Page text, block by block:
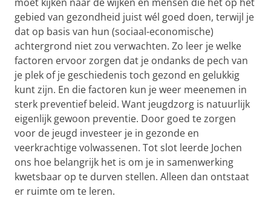
gebied van gezondheid juist wél goed doen, terwijl je
dat op basis van hun (sociaal-economische)
achtergrond niet zou verwachten. Zo leer je welke
factoren ervoor zorgen dat je ondanks de pech van
je plek of je geschiedenis toch gezond en gelukkig
kunt zijn. En die factoren kun je weer meenemen in
sterk preventief beleid. Want jeugdzorg is natuurlijk
eigenlijk gewoon preventie. Door goed te zorgen
voor de jeugd investeer je in gezonde en
veerkrachtige volwassenen. Tot slot leerde Jochen
ons hoe belangrijk het is om je in samenwerking
kwetsbaar op te durven stellen. Alleen dan ontstaat
er ruimte om te leren.